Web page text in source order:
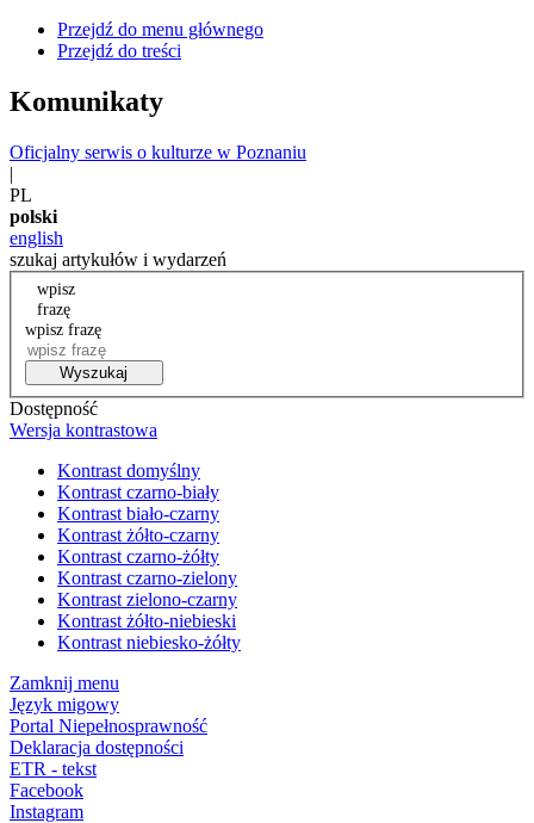
Przejdź do menu głównego
Przejdź do treści
Komunikaty
Oficjalny serwis o kulturze w Poznaniu
|
PL
polski
english
szukaj artykułów i wydarzeń
wpisz
frazę
wpisz frazę
Wyszukaj
Dostępność
Wersja kontrastowa
Kontrast domyślny
Kontrast czarno-biały
Kontrast biało-czarny
Kontrast żółto-czarny
Kontrast czarno-żółty
Kontrast czarno-zielony
Kontrast zielono-czarny
Kontrast żółto-niebieski
Kontrast niebiesko-żółty
Zamknij menu
Język migowy
Portal Niepełnosprawność
Deklaracja dostępności
ETR - tekst
Facebook
Instagram